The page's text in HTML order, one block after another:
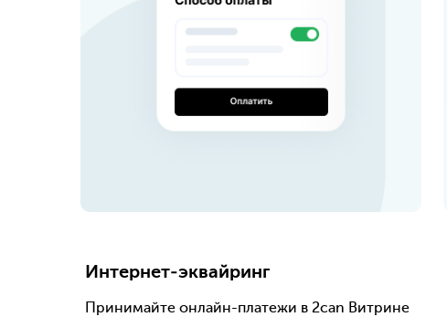
Интернет-эквайринг
Принимайте онлайн-платежи в 2can Витрине